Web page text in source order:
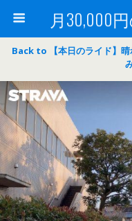
Back to 【本日のライド】